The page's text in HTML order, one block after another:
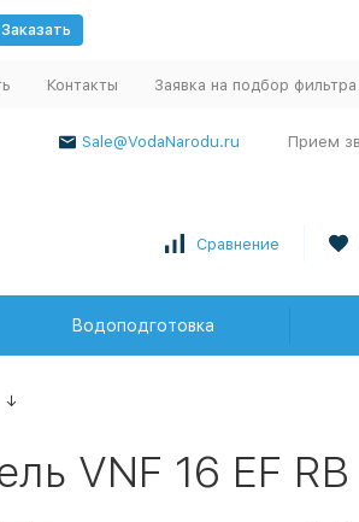
Заказать
Контакты Заявка на подбор фильтра
Sale@VodaNarodu.ru Прием
Сравнение
Водоподготовка
↓
VNF 16 EF